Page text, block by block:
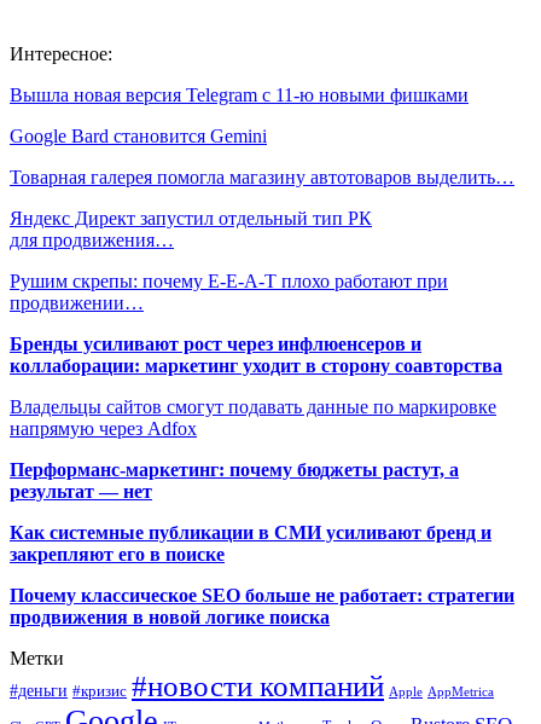
Интересное:
Вышла новая версия Telegram c 11-ю новыми фишками
Google Bard становится Gemini
Товарная галерея помогла магазину автотоваров выделить…
Яндекс Директ запустил отдельный тип РК
для продвижения…
Рушим скрепы: почему E-E-A-T плохо работают при
продвижении…
Бренды усиливают рост через инфлюенсеров и
коллаборации: маркетинг уходит в сторону соавторства
Владельцы сайтов смогут подавать данные по маркировке
напрямую через Adfox
Перформанс-маркетинг: почему бюджеты растут, а
результат — нет
Как системные публикации в СМИ усиливают бренд и
закрепляют его в поиске
Почему классическое SEO больше не работает: стратегии
продвижения в новой логике поиска
Метки
#деньги #кризис #новости компаний Apple AppMetrica